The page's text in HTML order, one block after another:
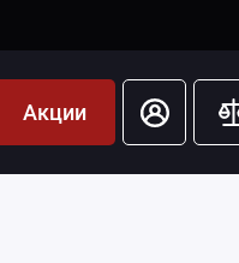
Акции